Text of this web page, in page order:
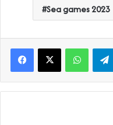
Sea games 2023